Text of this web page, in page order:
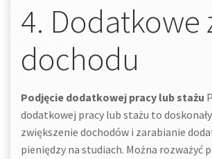
4. Dodatkowe
dochodu
Podjęcie dodatkowej pracy lub stażu
dodatkowej pracy lub stażu to
zwiększenie dochodów i zarabianie
pieniędzy na studiach. Można rozważyć